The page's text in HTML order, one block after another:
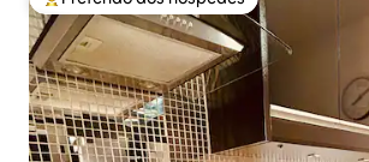
Entre os melhores preferidos dos hóspedes